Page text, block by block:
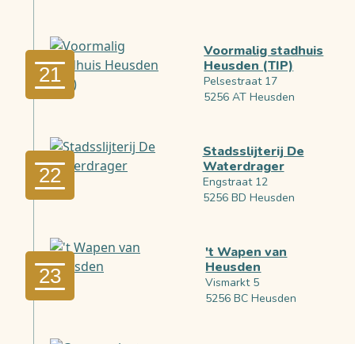
21
Voormalig stadhuis
Heusden (TIP)
Pelsestraat 17
5256 AT Heusden
22
Stadsslijterij De
Waterdrager
Engstraat 12
5256 BD Heusden
23
't Wapen van
Heusden
Vismarkt 5
5256 BC Heusden